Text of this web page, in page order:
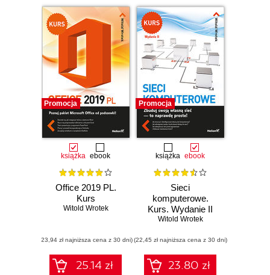
Promocja
książka ebook
Office 2019 PL.
Kurs
Witold Wrotek
(23,94 zł najniższa cena z 30 dni)
25.14 zł
Promocja
książka ebook
Sieci
komputerowe.
Kurs. Wydanie II
Witold Wrotek
(22,45 zł najniższa cena z 30 dni)
23.80 zł